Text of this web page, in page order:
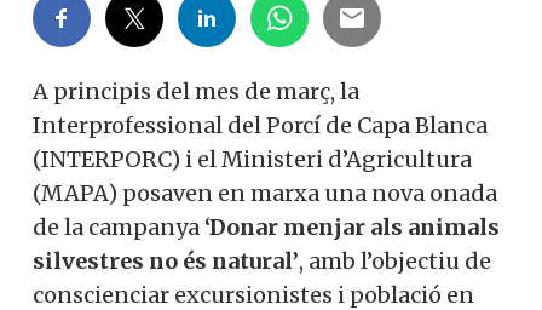
A principis del mes de març, la
Interprofessional del Porcí de Capa Blanca
(INTERPORC) i el Ministeri d’Agricultura
(MAPA) posaven en marxa una nova onada
de la campanya ‘Donar menjar als animals
silvestres no és natural’, amb l’objectiu de
conscienciar excursionistes i població en